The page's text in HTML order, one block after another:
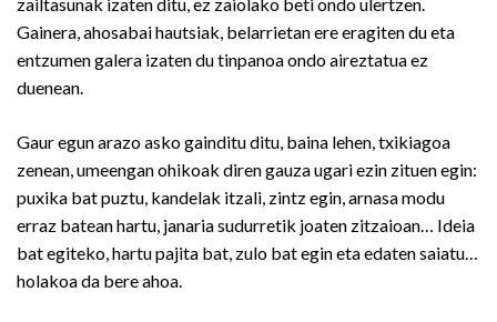
Gainera, ahosabai hautsiak, belarrietan ere eragiten du eta
entzumen galera izaten du tinpanoa ondo aireztatua ez
duenean.
Gaur egun arazo asko gainditu ditu, baina lehen, txikiagoa
zenean, umeengan ohikoak diren gauza ugari ezin zituen egin:
puxika bat puztu, kandelak itzali, zintz egin, arnasa modu
erraz batean hartu, janaria sudurretik joaten zitzaioan… Ideia
bat egiteko, hartu pajita bat, zulo bat egin eta edaten saiatu…
holakoa da bere ahoa.